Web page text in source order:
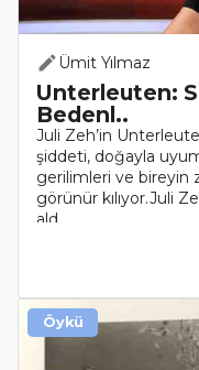
Ümit Yılmaz
Unterleuten:
Bedenl..
Juli Zeh’in
şiddeti, doğayla
gerilimleri ve bireyin
görünür kılıyor.Juli
ald..
Öykü